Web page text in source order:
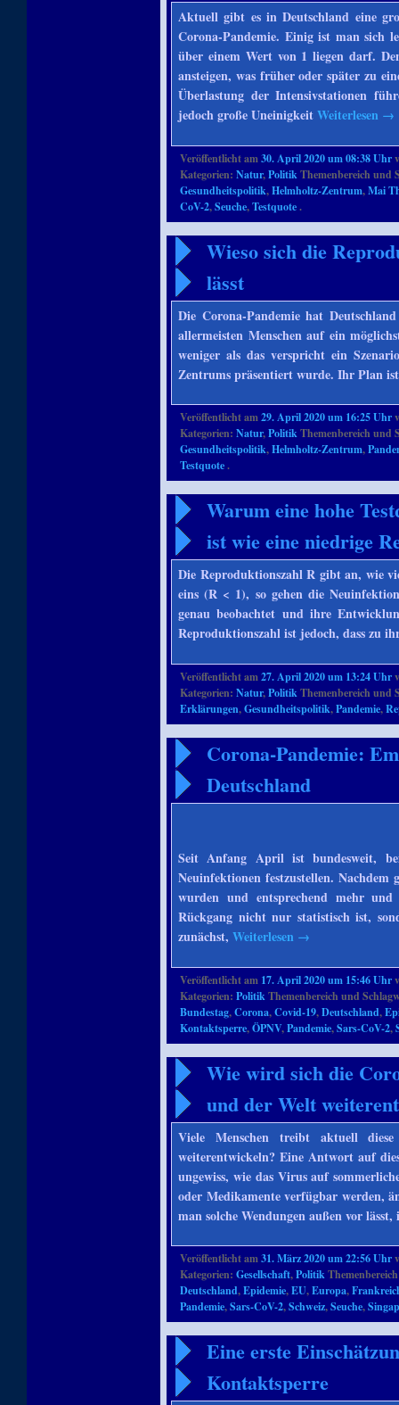
Aktuell gibt es in Deutschland eine
Corona-Pandemie. Einig ist man sich
über einem Wert von 1 liegen darf.
ansteigen, was früher oder später zu
Überlastung der Intensivstationen
jedoch große UneinigkeitWeiterlesen →
Veröffentlicht am30. April 2020 um 08:38 Uhr
Kategorien:Natur,PolitikThemenbereich und
Gesundheitspolitik,Helmholtz-Zentrum,Mai
CoV-2,Seuche,Testquote.
Wieso sich die
lässt
Die Corona-Pandemie hat
allermeisten Menschen auf ein
weniger als das verspricht ein
Zentrums präsentiert wurde. Ihr Plan
Veröffentlicht am29. April 2020 um 16:25 Uhr
Kategorien:Natur,PolitikThemenbereich und
Gesundheitspolitik,Helmholtz-Zentrum,
Testquote.
Warum eine hohe
ist wie eine niedrige
Die Reproduktionszahl R gibt an, wie
eins (R < 1), so gehen die
genau beobachtet und ihre
Reproduktionszahl ist jedoch, dass zu
Veröffentlicht am27. April 2020 um 13:24 Uhr
Kategorien:Natur,PolitikThemenbereich und
Erklärungen,Gesundheitspolitik,Pandemie,
Corona-Pandemie:
Deutschland
Seit Anfang April ist bundesweit,
Neuinfektionen festzustellen.
wurden und entsprechend mehr und
Rückgang nicht nur statistisch ist,
zunächst,Weiterlesen →
Veröffentlicht am 17. April 2020 um 15:46 Uhr
Kategorien:PolitikThemenbereich und
Bundestag,Corona,Covid-19,Deutschland,
Kontaktsperre,ÖPNV,Pandemie,Sars-CoV-2,
Wie wird sich die
und der Welt
Viele Menschen treibt aktuell
weiterentwickeln? Eine Antwort auf
ungewiss, wie das Virus auf
oder Medikamente verfügbar werden,
man solche Wendungen außen vor lässt,
Veröffentlicht am31. März 2020 um 22:56 Uhr
Kategorien:Gesellschaft,Politik
Deutschland,Epidemie,EU,Europa,
Pandemie,Sars-CoV-2,Schweiz,Seuche,
Eine erste
Kontaktsperre